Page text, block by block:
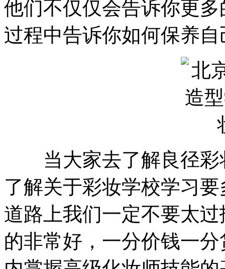
他们不仅仅会告诉你更
过程中告诉你如何保养
当大家去了解良径彩
了解关于彩妆学校学习
道路上我们一定不要太
的非常好，一分价钱一